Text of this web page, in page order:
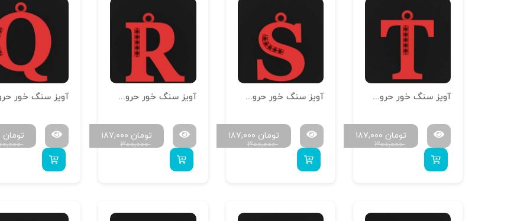
آویز سنگ خور حروف سایز کوچک H-MAYA-S-20
۳۰۰,۰۰۰
۱۸۷,۰۰۰ تومان
آویز سنگ خور حروف سایز کوچک H-MAYA-S-19
۳۰۰,۰۰۰
۱۸۷,۰۰۰ تومان
آویز سنگ خور حروف سایز کوچک H-MAYA-S-18
۳۰۰,۰۰۰
۱۸۷,۰۰۰ تومان تومان